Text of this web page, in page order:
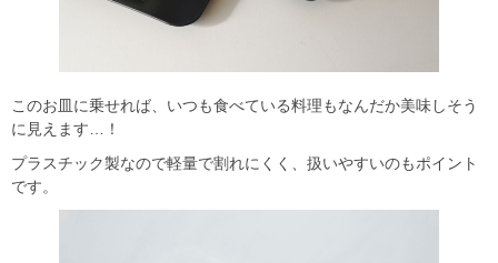
このお皿に乗せれば、いつも食べている料理もなんだか美味しそう
に見えます…！
プラスチック製なので軽量で割れにくく、扱いやすいのもポイント
です。